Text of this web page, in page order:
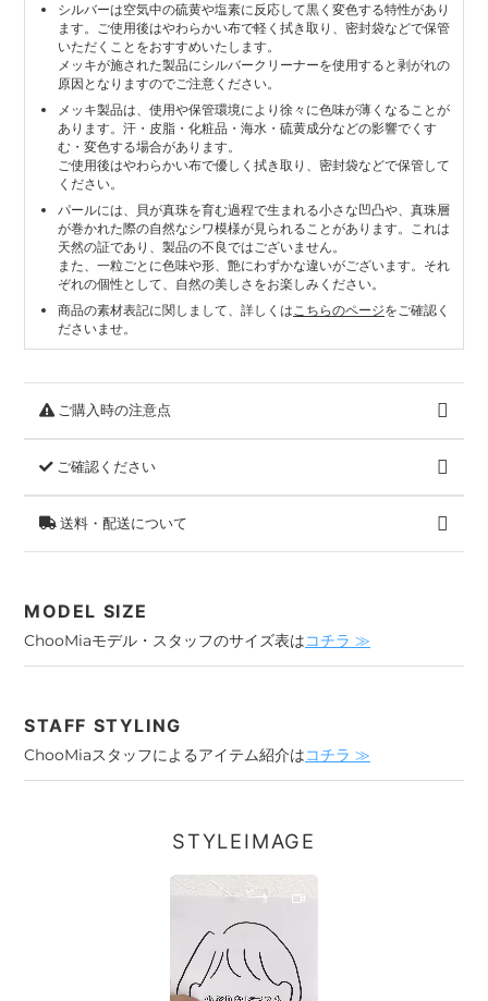
シルバーは空気中の硫黄や塩素に反応して黒く変色する特性があり
ます。ご使用後はやわらかい布で軽く拭き取り、密封袋などで保管
いただくことをおすすめいたします。
メッキが施された製品にシルバークリーナーを使用すると剥がれの
原因となりますのでご注意ください。
メッキ製品は、使用や保管環境により徐々に色味が薄くなることが
あります。汗・皮脂・化粧品・海水・硫黄成分などの影響でくす
む・変色する場合があります。
ご使用後はやわらかい布で優しく拭き取り、密封袋などで保管して
ください。
パールには、貝が真珠を育む過程で生まれる小さな凹凸や、真珠層
が巻かれた際の自然なシワ模様が見られることがあります。これは
天然の証であり、製品の不良ではございません。
また、一粒ごとに色味や形、艶にわずかな違いがございます。それ
ぞれの個性として、自然の美しさをお楽しみください。
商品の素材表記に関しまして、詳しくはこちらのページをご確認く
ださいませ。
ご購入時の注意点
ご確認ください
送料・配送について
MODEL SIZE
ChooMiaモデル・スタッフのサイズ表はコチラ ≫
STAFF STYLING
ChooMiaスタッフによるアイテム紹介はコチラ ≫
STYLEIMAGE